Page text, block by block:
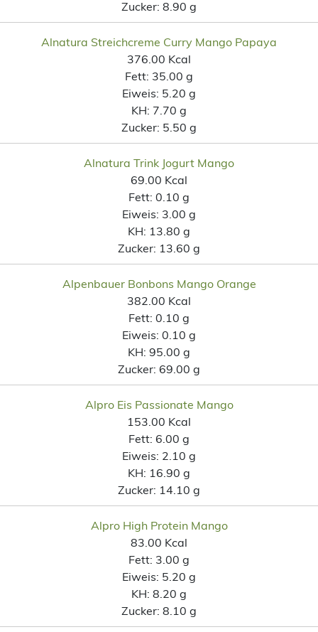
Zucker: 8.90 g
Alnatura Streichcreme Curry Mango Papaya
376.00 Kcal
Fett: 35.00 g
Eiweis: 5.20 g
KH: 7.70 g
Zucker: 5.50 g
Alnatura Trink Jogurt Mango
69.00 Kcal
Fett: 0.10 g
Eiweis: 3.00 g
KH: 13.80 g
Zucker: 13.60 g
Alpenbauer Bonbons Mango Orange
382.00 Kcal
Fett: 0.10 g
Eiweis: 0.10 g
KH: 95.00 g
Zucker: 69.00 g
Alpro Eis Passionate Mango
153.00 Kcal
Fett: 6.00 g
Eiweis: 2.10 g
KH: 16.90 g
Zucker: 14.10 g
Alpro High Protein Mango
83.00 Kcal
Fett: 3.00 g
Eiweis: 5.20 g
KH: 8.20 g
Zucker: 8.10 g